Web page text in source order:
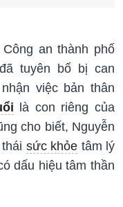
an thành phố
tuyên bố bị can
việc bản thân
là con riêng của
cho biết, Nguyễn
sức khỏe tâm lý
dấu hiệu tâm thần